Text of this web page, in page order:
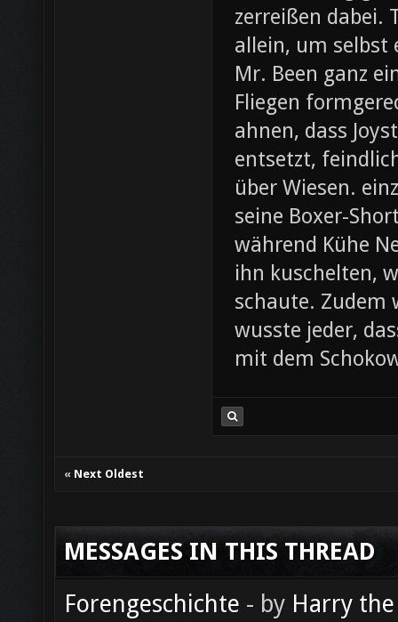
zerreißen dabei.
allein, um selbst
Mr. Been ganz
Fliegen
ahnen, dass
entsetzt,
über Wiesen.
seine Boxer-
während Kühe
ihn kuschelten,
schaute. Zudem
wusste jeder,
mit dem
« Next Oldest
MESSAGES IN THIS THREAD
Forengeschichte - by Harry